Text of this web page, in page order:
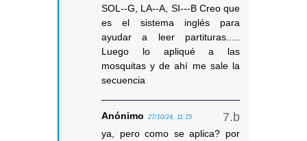
SOL--G, LA--A, SI---B Creo que
es el sistema inglés para
ayudar a leer partituras.....
Luego lo apliqué a las
mosquitas y de ahí me sale la
secuencia
Anónimo 27/10/24, 11:15
ya, pero como se aplica? por